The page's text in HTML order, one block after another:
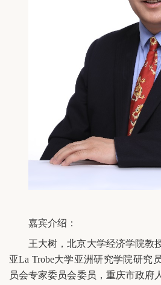
嘉宾介绍：
王大树，北京大学经济学院教
亚La Trobe大学亚洲研究学院研究
员会专家委员会委员，重庆市政府